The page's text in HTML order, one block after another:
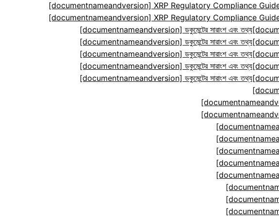
[documentnameandversion] XRP Regulatory Compliance
[documentnameandversion] XRP Regulatory Compliance
[documentnameandversion] ডকুমেন্টের সারাংশ এবং তথ্য
[documentnameandversion] ডকুমেন্টের সারাংশ এবং তথ্য
[documentnameandversion] ডকুমেন্টের সারাংশ এবং তথ্য
[documentnameandversion] ডকুমেন্টের সারাংশ এবং তথ্য
[documentnameandversion] ডকুমেন্টের সারাংশ এবং তথ্য